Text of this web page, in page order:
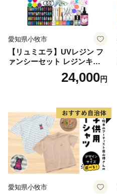
愛知県小牧市
【リュミエラ】UVレジン フ
ァンシーセット レジンキッ
ト ハンドメイド レジンクラ
フト アクセサリーキット 手
24,000円
愛知県小牧市